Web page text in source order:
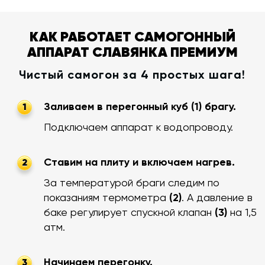
КАК РАБОТАЕТ САМОГОННЫЙ
АППАРАТ СЛАВЯНКА ПРЕМИУМ
Чистый самогон за 4 простых шага!
1
Заливаем в перегонный куб (1) брагу.
Подключаем аппарат к водопроводу.
2
Ставим на плиту и включаем нагрев.
За температурой браги следим по
показаниям термометра (2). А давление в
баке регулирует спускной клапан (3) на 1,5
атм.
Начинаем перегонку.